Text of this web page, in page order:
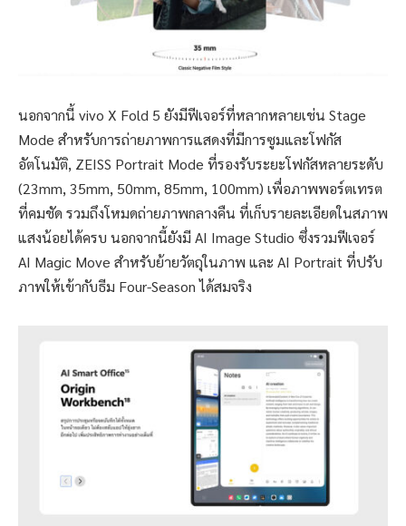
นอกจากนี้ vivo X Fold 5 ยังมีฟีเจอร์ที่หลากหลายเช่น Stage
Mode สำหรับการถ่ายภาพการแสดงที่มีการซูมและโฟกัส
อัตโนมัติ, ZEISS Portrait Mode ที่รองรับระยะโฟกัสหลายระดับ
(23mm, 35mm, 50mm, 85mm, 100mm) เพื่อภาพพอร์ตเทรต
ที่คมชัด รวมถึงโหมดถ่ายภาพกลางคืน ที่เก็บรายละเอียดในสภาพ
แสงน้อยได้ครบ นอกจากนี้ยังมี AI Image Studio ซึ่งรวมฟีเจอร์
AI Magic Move สำหรับย้ายวัตถุในภาพ และ AI Portrait ที่ปรับ
ภาพให้เข้ากับธีม Four-Season ได้สมจริง